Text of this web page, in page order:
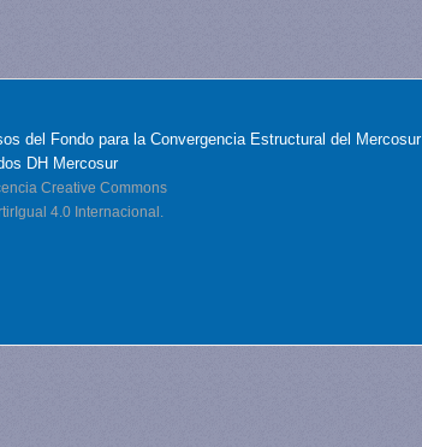
del Fondo para la Convergencia Estructural del Mercosur
DH Mercosur
Creative Commons
4.0 Internacional.